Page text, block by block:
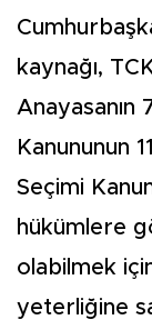
kaynağı,
Anayasanın
Kanununun
Seçimi
hükümlere
olabilmek
yeterliğine